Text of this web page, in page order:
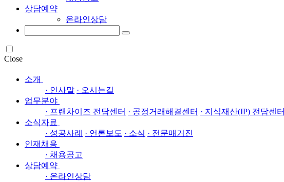
상담예약
온라인상담
Close
소개
· 인사말 · 오시는길
업무분야
· 프랜차이즈 전담센터 · 공정거래해결센터 · 지식재산(IP) 전담센터
소식자료
· 성공사례 · 언론보도 · 소식 · 전문매거진
인재채용
· 채용공고
상담예약
· 온라인상담